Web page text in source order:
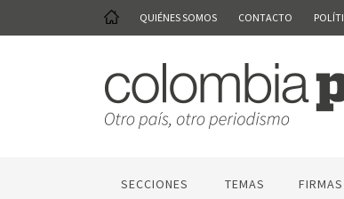
QUIÉNES SOMOS CONTACTO
SECCIONES TEMAS FIRMAS